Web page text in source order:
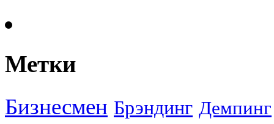
Метки
Бизнесмен Брэндинг Демпинг